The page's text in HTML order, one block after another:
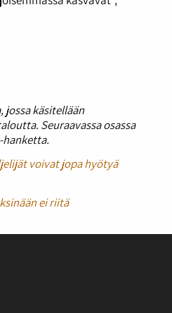
jossa käsitellään
Seuraavassa osassa
hanketta.
voivat jopa hyötyä
ei riitä